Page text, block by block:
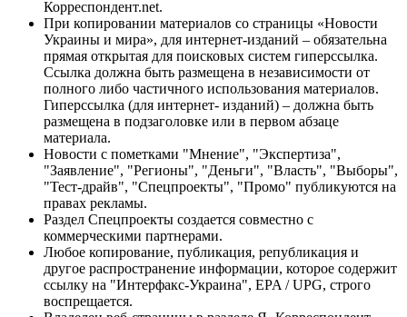
Корреспондент.net.
При копировании материалов со страницы «Новости
Украины и мира», для интернет-изданий – обязательна
прямая открытая для поисковых систем гиперссылка.
Ссылка должна быть размещена в независимости от
полного либо частичного использования материалов.
Гиперссылка (для интернет- изданий) – должна быть
размещена в подзаголовке или в первом абзаце
материала.
Новости с пометками "Мнение", "Экспертиза",
"Заявление", "Регионы", "Деньги", "Власть", "Выборы",
"Тест-драйв", "Спецпроекты", "Промо" публикуются на
правах рекламы.
Раздел Спецпроекты создается совместно с
коммерческими партнерами.
Любое копирование, публикация, републикация и
другое распространение информации, которое содержит
ссылку на "Интерфакс-Украина", EPA / UPG, строго
воспрещается.